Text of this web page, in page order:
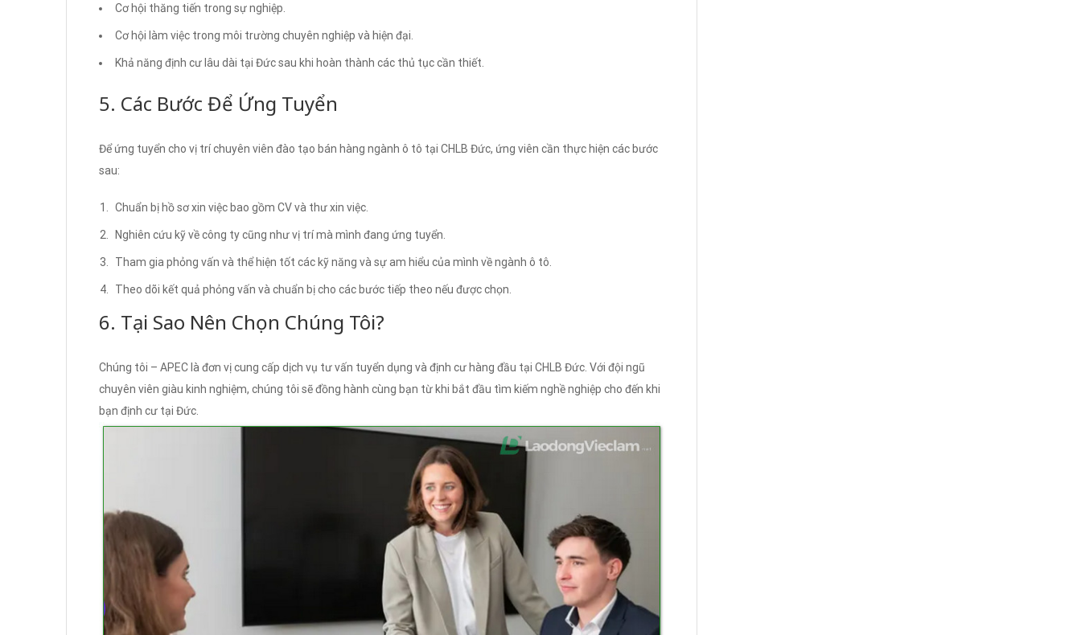
Cơ hội thăng tiến trong sự nghiệp.
Cơ hội làm việc trong môi trường chuyên nghiệp và hiện đại.
Khả năng định cư lâu dài tại Đức sau khi hoàn thành các thủ tục cần thiết.
5. Các Bước Để Ứng Tuyển
Để ứng tuyển cho vị trí chuyên viên đào tạo bán hàng ngành ô tô tại CHLB Đức, ứng viên cần thực hiện các bước
sau:
Chuẩn bị hồ sơ xin việc bao gồm CV và thư xin việc.
Nghiên cứu kỹ về công ty cũng như vị trí mà mình đang ứng tuyển.
Tham gia phỏng vấn và thể hiện tốt các kỹ năng và sự am hiểu của mình về ngành ô tô.
Theo dõi kết quả phỏng vấn và chuẩn bị cho các bước tiếp theo nếu được chọn.
6. Tại Sao Nên Chọn Chúng Tôi?
Chúng tôi – APEC là đơn vị cung cấp dịch vụ tư vấn tuyển dụng và định cư hàng đầu tại CHLB Đức. Với đội ngũ
chuyên viên giàu kinh nghiệm, chúng tôi sẽ đồng hành cùng bạn từ khi bắt đầu tìm kiếm nghề nghiệp cho đến khi
bạn định cư tại Đức.